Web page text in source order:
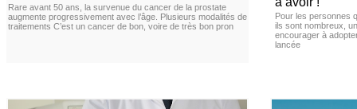
Rare avant 50 ans, la survenue du cancer de la prostate
augmente progressivement avec l’âge. Plusieurs modalités de
traitements C’est un cancer de bon, voire de très bon pron
Pour les personnes
ils sont nombreux,
encourager à
lancée